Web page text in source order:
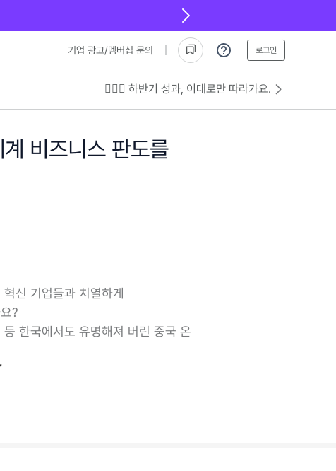
기업 광고/멤버십 문의 로그인
💁🏻‍♂️ 하반기 성과, 이대로만 따라가요.
비즈니스 판도를
신 기업들과 치열하게
?
한국에서도 유명해져 버린 중국 온